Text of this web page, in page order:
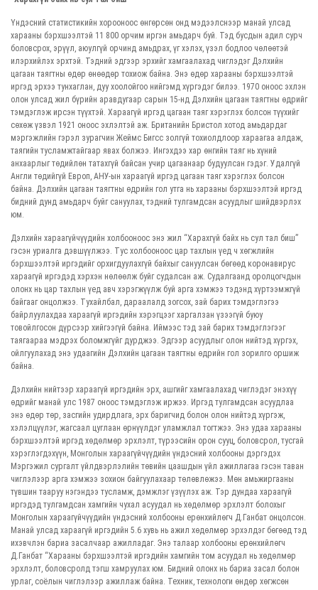
Үндэсний статистикийн хорооноос өнгөрсөн онд мэдээлснээр манай улсад
харааны бэрхшээлтэй 11 800 орчим иргэн амьдарч буй. Тэд бусдын адил сурч
боловсрох, эрүүл, аюулгүй орчинд амьдрах, үг хэлэх, үзэл бодлоо чөлөөтэй
илэрхийлэх эрхтэй. Тэдний эдгээр эрхийг хамгаалахад чиглэдэг Дэлхийн
цагаан таягтны өдөр өнөөдөр тохиож байна. Энэ өдөр харааны бэрхшээлтэй
иргэд эрхээ тунхаглан, дуу хоолойгоо нийгэмд хүргэдэг билээ. 1970 оноос эхлэн
олон улсад жил бүрийн аравдугаар сарын 15-нд Дэлхийн цагаан таягтны өдрийг
тэмдэглэж ирсэн түүхтэй. Хараагүй иргэд цагаан таяг хэрэглэх болсон түүхийг
сөхөж үзвэл 1921 оноос эхлэлтэй аж. Британийн Бристол хотод амьдардаг
мэргэжлийн гэрэл зурагчин Жеймс Бигсс золгүй тохиолдлоор хараагаа алдаж,
таягийн тусламжтайгаар явах болжээ. Ингэхдээ хар өнгийн таяг нь хүний
анхаарлыг төдийлөн татахгүй байсан учир цагаанаар будуулсан гэдэг. Удалгүй
Англи төдийгүй Европ, АНУ-ын хараагүй иргэд цагаан таяг хэрэглэх болсон
байна. Дэлхийн цагаан таягтны өдрийн гол утга нь харааны бэрхшээлтэй иргэд
бидний дунд амьдарч буйг сануулах, тэдний тулгамдсан асуудлыг шийдвэрлэх
юм.
Дэлхийн хараагүйчүүдийн холбооноос энэ жил “Харахгүй байх нь сул тал биш”
гэсэн уриалга дэвшүүлжээ. Тус холбооноос цар тахлын үед ч хөгжлийн
бэрхшээлтэй иргэдийг орхигдуулахгүй байхыг сануулсан бөгөөд коронавирус
хараагүй иргэдэд хэрхэн нөлөөлж буйг судалсан аж. Судалгаанд оролцогчдын
олонх нь цар тахлын үед авч хэрэгжүүлж буй арга хэмжээ тэдэнд хүртээмжгүй
байгааг онцолжээ. Тухайлбал, дараалалд зогсох, зай барих тэмдэглэгээ
байрлуулахдаа хараагүй иргэдийн хэрэгцээг харгалзан үзээгүй буюу
товойлгосон дүрсээр хийгээгүй байна. Иймээс тэд зай барих тэмдэглэгээг
таягаараа мэдрэх боломжгүйг дурджээ. Эдгээр асуудлыг олон нийтэд хүргэх,
ойлгуулахад энэ удаагийн Дэлхийн цагаан таягтны өдрийн гол зорилго оршиж
байна.
Дэлхийн нийтээр хараагүй иргэдийн эрх, ашгийг хамгаалахад чиглэдэг энэхүү
өдрийг манай улс 1987 оноос тэмдэглэж иржээ. Иргэд тулгамдсан асуудлаа
энэ өдөр төр, засгийн удирдлага, эрх баригчид болон олон нийтэд хүргэж,
хэлэлцүүлэг, жагсаал цуглаан өрнүүлдэг уламжлал тогтжээ. Энэ удаа харааны
бэрхшээлтэй иргэд хөдөлмөр эрхлэлт, түрээсийн орон сууц, боловсрол, тусгай
хэрэглэгдэхүүн, Монголын хараагүйчүүдийн үндэсний холбооны дэргэдэх
Мэргэжил сургалт үйлдвэрлэлийн төвийн цаашдын үйл ажиллагаа гэсэн таван
чиглэлээр арга хэмжээ зохион байгуулахаар төлөвлөжээ. Мөн амьжиргааны
түвшин тааруу нэгэндээ тусламж, дэмжлэг үзүүлэх аж. Тэр дундаа хараагүй
иргэдэд тулгамдсан хамгийн чухал асуудал нь хөдөлмөр эрхлэлт болохыг
Монголын хараагүйчүүдийн үндэсний холбооны ерөнхийлөгч Д.Ганбат онцолсон.
Манай улсад хараагүй иргэдийн 5.6 хувь нь ажил хөдөлмөр эрхэлдэг бөгөөд тэд
ихэвчлэн бариа засалчаар ажилладаг. Энэ талаар холбооны ерөнхийлөгч
Д.Ганбат “Харааны бэрхшээлтэй иргэдийн хамгийн том асуудал нь хөдөлмөр
эрхлэлт, боловсролд тэгш хамруулах юм. Бидний олонх нь бариа засал болон
урлаг, соёлын чиглэлээр ажиллаж байна. Техник, технологи өндөр хөгжсөн